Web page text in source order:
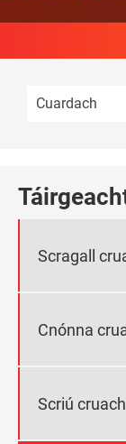
Scragall
Cnónna
Scriú